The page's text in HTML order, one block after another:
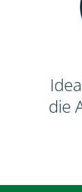
die